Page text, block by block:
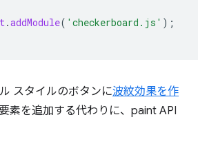
.addModule( 'checkerboard.js' );
スタイルのボタンに波紋効果を作
素を追加する代わりに、paint API